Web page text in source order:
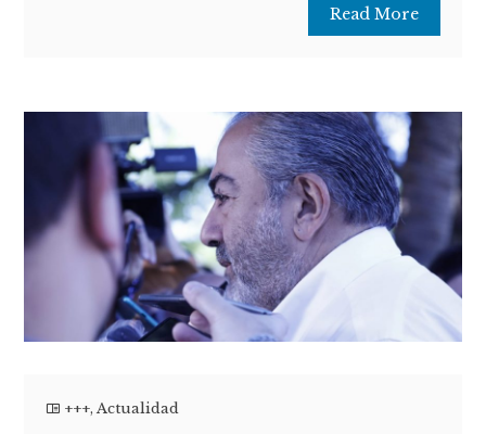
Read More
+++,Actualidad